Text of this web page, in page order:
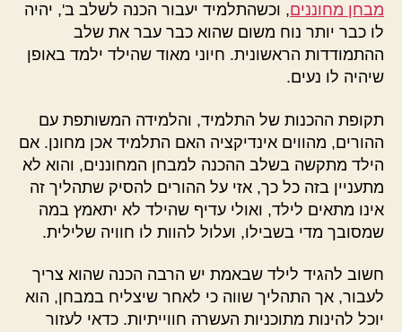
מבחן מחוננים, וכשהתלמיד יעבור הכנה לשלב ב', יהיה
לו כבר יותר נוח משום שהוא כבר עבר את שלב
ההתמודדות הראשונית. חיוני מאוד שהילד ילמד באופן
שיהיה לו נעים.
תקופת ההכנות של התלמיד, והלמידה המשותפת עם
ההורים, מהווים אינדיקציה האם התלמיד אכן מחונן. אם
הילד מתקשה בשלב ההכנה למבחן המחוננים, והוא לא
מתעניין בזה כל כך, אזי על ההורים להסיק שתהליך זה
אינו מתאים לילד, ואולי עדיף שהילד לא יתאמץ במה
שמסובך מדי בשבילו, ועלול להוות לו חוויה שלילית.
חשוב להגיד לילד שבאמת יש הרבה הכנה שהוא צריך
לעבור, אך התהליך שווה כי לאחר שיצליח במבחן, הוא
יוכל להינות מתוכניות העשרה חווייתיות. כדאי לעזור